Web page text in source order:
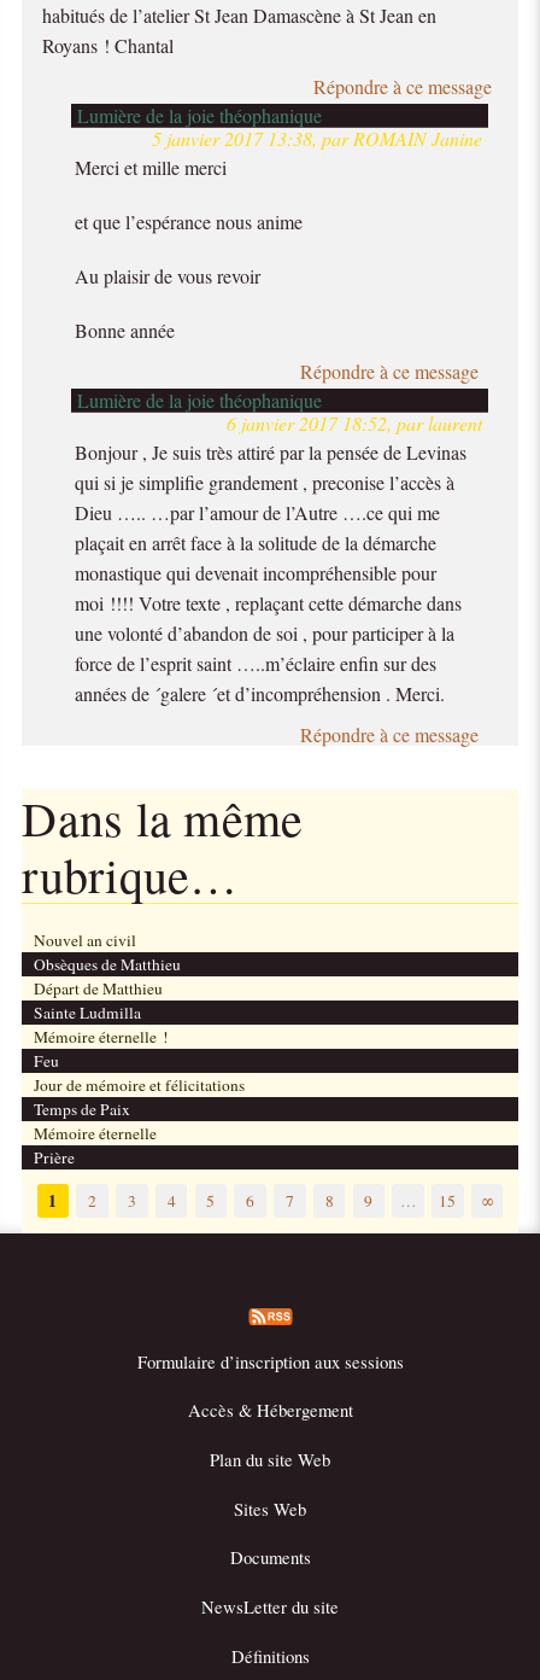
habitués de l’atelier St Jean Damascène à St Jean en
Royans ! Chantal
Répondre à ce message
Lumière de la joie théophanique
5 janvier 2017 13:38, par ROMAIN Janine
Merci et mille merci
et que l’espérance nous anime
Au plaisir de vous revoir
Bonne année
Répondre à ce message
Lumière de la joie théophanique
6 janvier 2017 18:52, par laurent
Bonjour , Je suis très attiré par la pensée de Levinas
qui si je simplifie grandement , preconise l’accès à
Dieu ….. …par l’amour de l’Autre ….ce qui me
plaçait en arrêt face à la solitude de la démarche
monastique qui devenait incompréhensible pour
moi !!!! Votre texte , replaçant cette démarche dans
une volonté d’abandon de soi , pour participer à la
force de l’esprit saint …..m’éclaire enfin sur des
années de ´galere ´et d’incompréhension . Merci.
Répondre à ce message
Dans la même
rubrique…
Nouvel an civil
Obsèques de Matthieu
Départ de Matthieu
Sainte Ludmilla
Mémoire éternelle !
Feu
Jour de mémoire et félicitations
Temps de Paix
Mémoire éternelle
Prière
1 2 3 4 5 6 7 8 9 … 15 ∞
Formulaire d’inscription aux sessions
Accès & Hébergement
Plan du site Web
Sites Web
Documents
NewsLetter du site
Définitions